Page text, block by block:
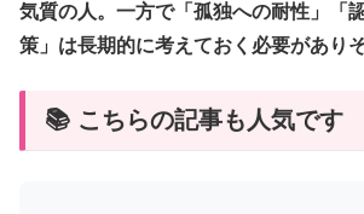
気質の人。一方で「孤独への耐性」「
策」は長期的に考えておく必要がありそ
📚 こちらの記事も人気です